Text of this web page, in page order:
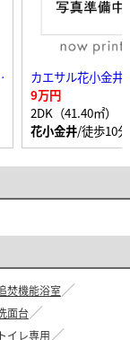
無Ⅲ
カエサル花小金井
9万円
2DK（41.40㎡）
花小金井/徒歩10分
焚機能浴室
面台
イレ専用